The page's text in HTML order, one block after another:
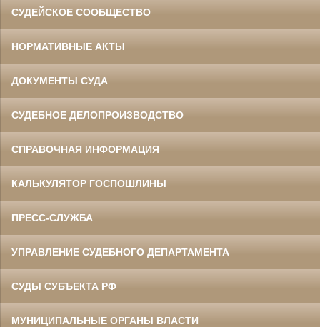
СУДЕЙСКОЕ СООБЩЕСТВО
НОРМАТИВНЫЕ АКТЫ
ДОКУМЕНТЫ СУДА
СУДЕБНОЕ ДЕЛОПРОИЗВОДСТВО
СПРАВОЧНАЯ ИНФОРМАЦИЯ
КАЛЬКУЛЯТОР ГОСПОШЛИНЫ
ПРЕСС-СЛУЖБА
УПРАВЛЕНИЕ СУДЕБНОГО ДЕПАРТАМЕНТА
СУДЫ СУБЪЕКТА РФ
МУНИЦИПАЛЬНЫЕ ОРГАНЫ ВЛАСТИ